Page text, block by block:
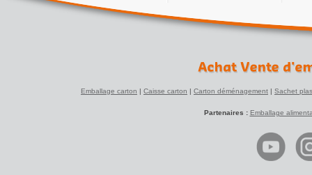
Emballage carton | Caisse carton | Carton déménagement | Sachet
Partenaires : Emballage